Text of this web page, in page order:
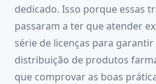
dedicado. Isso porque essas
passaram a ter que atender
série de licenças para
distribuição de produtos
que comprovar as boas